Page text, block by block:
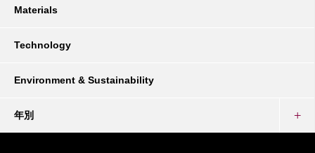
Materials
Technology
Environment & Sustainability
年別